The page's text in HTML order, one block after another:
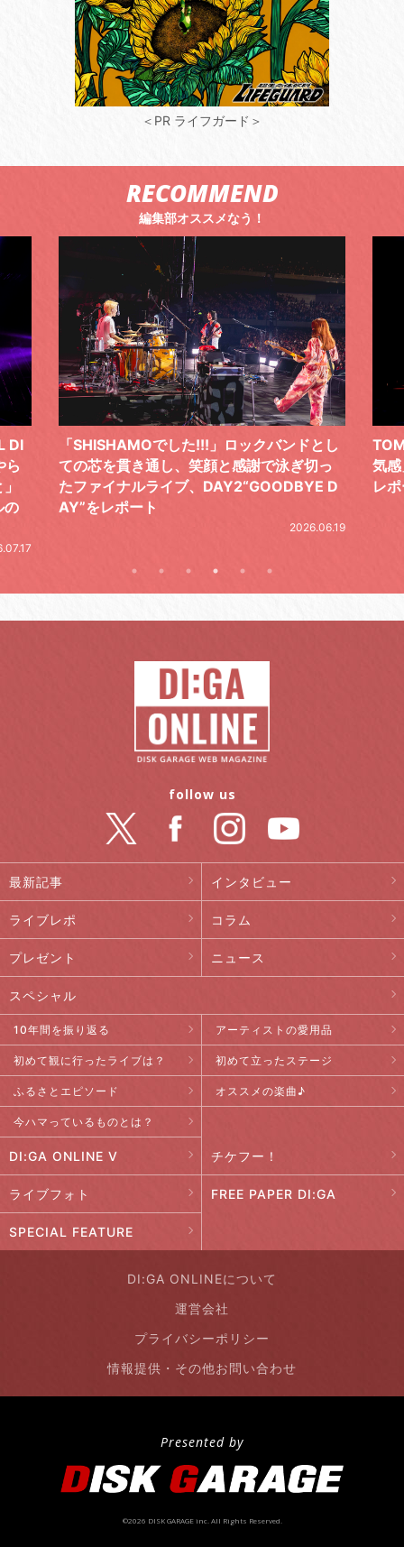
＜PR ライフガード＞
RECOMMEND
編集部オススメなう！
し
っ
D
TOMOO、３台の鍵盤で「6月から7月の空
気感」を鮮やかに描いた、FC限定ライブを
レポート
筋
の
と
最新記事 インタビュー
ライブレポ コラム
プレゼント ニュース
スペシャル
10年間を振り返る アーティストの愛用品
初めて観に行ったライブは？ 初めて立ったステージ
ふるさとエピソード オススメの楽曲♪
今ハマっているものとは？
DI:GA ONLINE V チケフー！
ライブフォト FREE PAPER DI:GA
SPECIAL FEATURE
follow us
DI:GA ONLINEについて
運営会社
プライバシーポリシー
情報提供・その他お問い合わせ
Presented by
©2026 DISK GARAGE inc. All Rights Reserved.